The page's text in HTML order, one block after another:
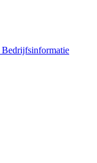
Bedrijfsinformatie